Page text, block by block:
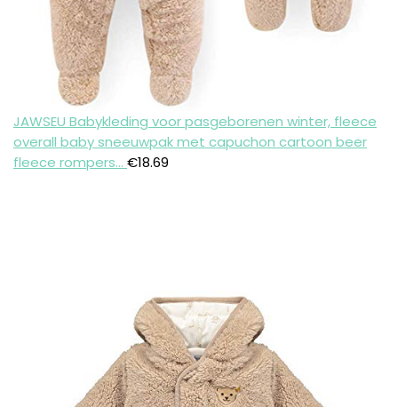
JAWSEU Babykleding voor pasgeborenen winter, fleece
overall baby sneeuwpak met capuchon cartoon beer
fleece rompers… €18.69